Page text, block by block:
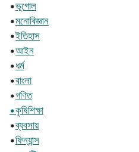
•ভূগোল
•মনোবিজ্ঞান
•ইতিহাস
•আইন
•ধর্ম
•বাংলা
•গণিত
•কৃষিশিক্ষা
•ব্যবসায়
•ফিন্যান্স